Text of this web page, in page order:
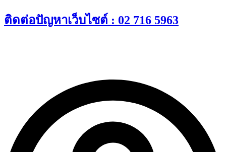
Skip
to
ติดต่อปัญหาเว็บไซต์ : 02 716 5963